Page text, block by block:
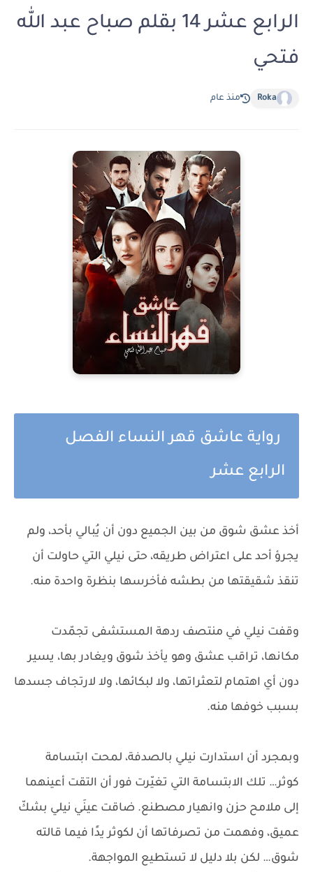
الرابع عشر 14 بقلم صباح عبد الله
فتحي
Roka منذ عام
رواية عاشق قهر النساء الفصل
الرابع عشر
أخذ عشق شوق من بين الجميع دون أن يُبالي بأحد، ولم
يجرؤ أحد على اعتراض طريقه، حتى نيلي التي حاولت أن
تنقذ شقيقتها من بطشه فأخرسها بنظرة واحدة منه.
وقفت نيلي في منتصف ردهة المستشفى تجمّدت
مكانها، تراقب عشق وهو يأخذ شوق ويغادر بها، يسير
دون أي اهتمام لتعثراتها، ولا لبكائها، ولا لارتجاف جسدها
بسبب خوفها منه.
وبمجرد أن استدارت نيلي بالصدفة، لمحت ابتسامة
كوثر… تلك الابتسامة التي تغيّرت فور أن التقت أعينهما
إلى ملامح حزن وانهيار مصطنع. ضاقت عينَي نيلي بشكّ
عميق، وفهمت من تصرفاتها أن لكوثر يدًا فيما قالته
شوق… لكن بلا دليل لا تستطيع المواجهة.